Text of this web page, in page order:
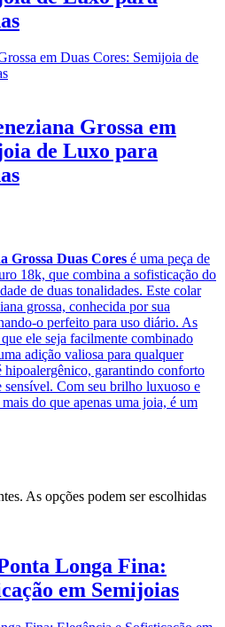
Grossa em
de Luxo para
Grossa Duas Cores é uma peça de
18k, que combina a sofisticação do
de duas tonalidades. Este colar
grossa, conhecida por sua
o perfeito para uso diário. As
ele seja facilmente combinado
adição valiosa para qualquer
hipoalergênico, garantindo conforto
sensível. Com seu brilho luxuoso e
do que apenas uma joia, é um
As opções podem ser escolhidas
Longa Fina:
em Semijoias